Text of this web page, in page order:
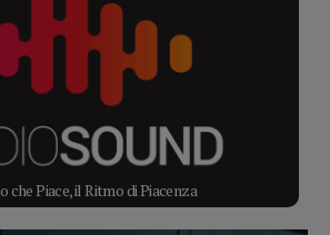
che Piace, il Ritmo di Piacenza